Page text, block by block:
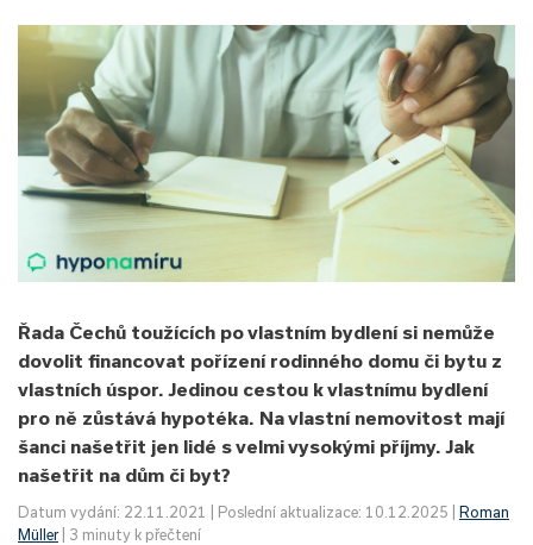
Řada Čechů toužících po vlastním bydlení si nemůže
dovolit financovat pořízení rodinného domu či bytu z
vlastních úspor. Jedinou cestou k vlastnímu bydlení
pro ně zůstává hypotéka. Na vlastní nemovitost mají
šanci našetřit jen lidé s velmi vysokými příjmy. Jak
našetřit na dům či byt?
Datum vydání: 22.11.2021 | Poslední aktualizace: 10.12.2025 |
Roman
Müller| 3 minuty k přečtení